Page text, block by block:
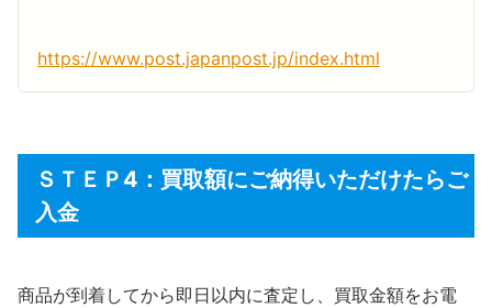
https://www.post.japanpost.jp/index.html
ＳＴＥＰ4：買取額にご納得いただけたらご
入金
商品が到着してから即日以内に査定し、買取金額をお電